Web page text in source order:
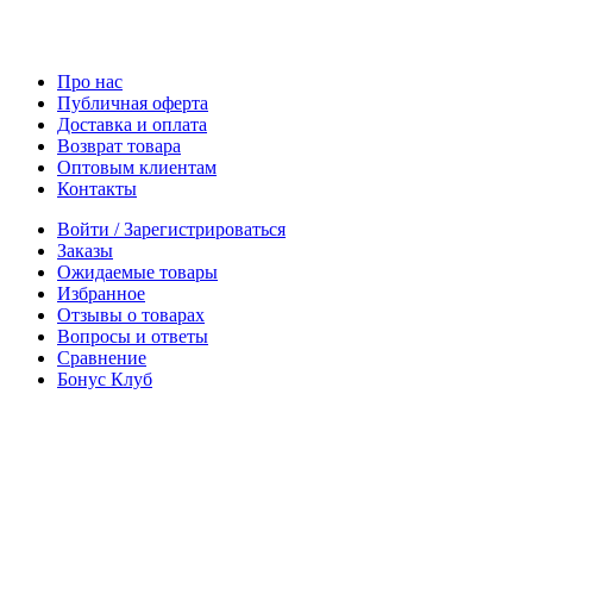
Про нас
Публичная оферта
Доставка и оплата
Возврат товара
Оптовым клиентам
Контакты
Войти / Зарегистрироваться
Заказы
Ожидаемые товары
Избранное
Отзывы о товарах
Вопросы и ответы
Сравнение
Бонус Клуб